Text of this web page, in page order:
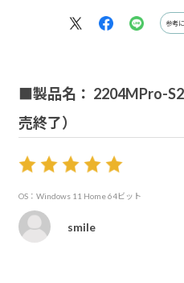
参考
■製品名： 2204MPro-
売終了）
OS：Windows 11 Home 64ビット
smile